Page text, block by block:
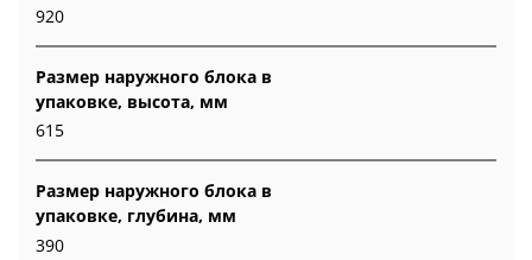
920
Размер наружного блока в
упаковке, высота, мм
615
Размер наружного блока в
упаковке, глубина, мм
390